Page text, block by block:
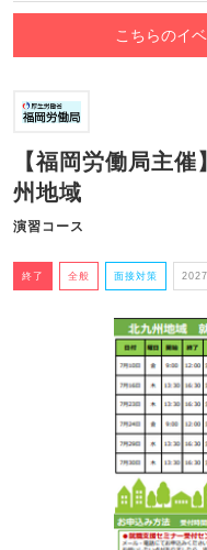
こちらのイ
【福岡労働局主
州地域
演習コース
終了 全般 面接対策